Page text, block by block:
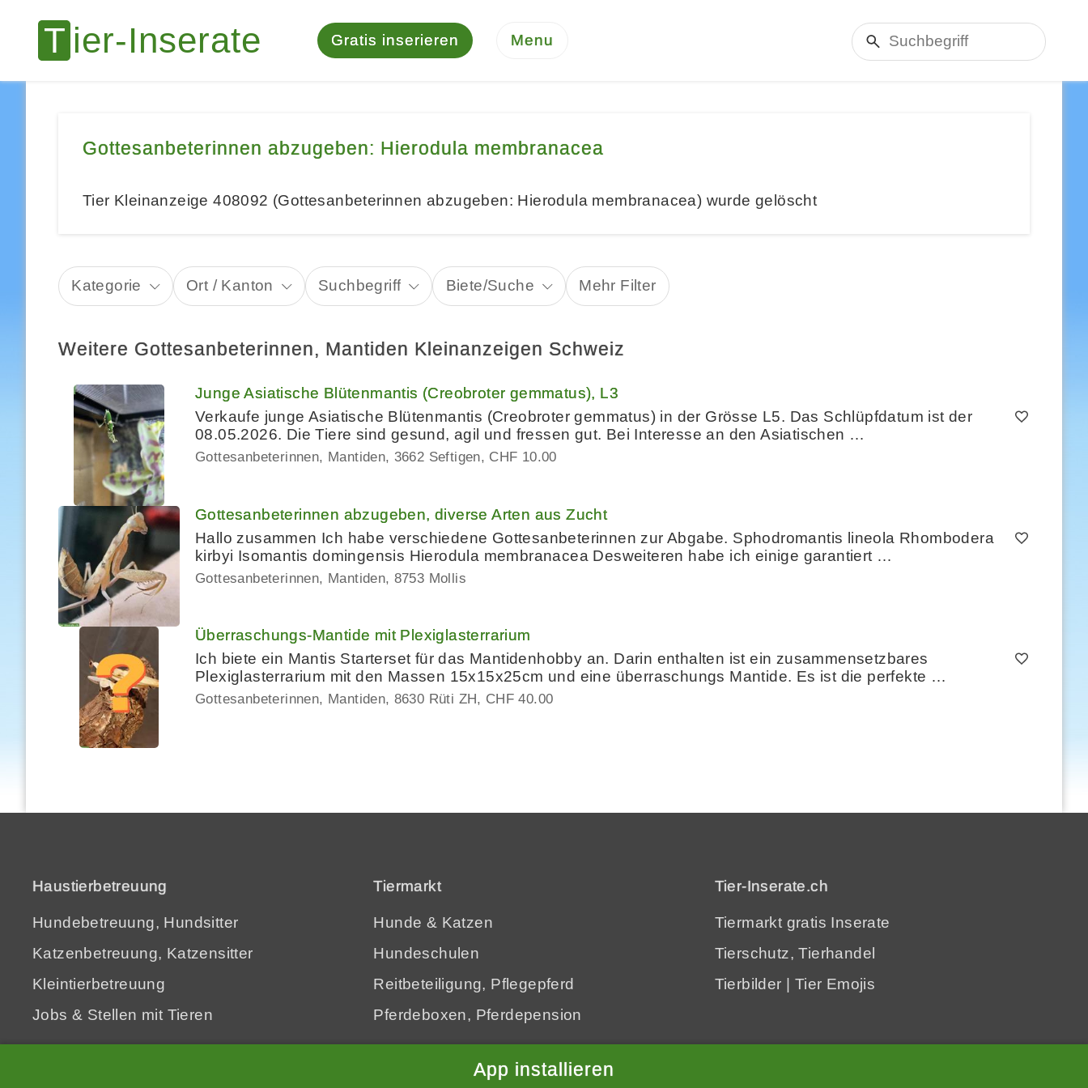
Datenschutzhinweis Schliessen
Gratis inserieren Menu
Gottesanbeterinnen abzugeben: Hierodula membranacea
Tier Kleinanzeige 408092 (Gottesanbeterinnen abzugeben: Hierodula membranacea) wurde gelöscht
Kategorie Ort / Kanton Suchbegriff Biete/Suche Mehr Filter
Weitere Gottesanbeterinnen, Mantiden Kleinanzeigen Schweiz
Junge Asiatische Blütenmantis (Creobroter gemmatus), L3
Verkaufe junge Asiatische Blütenmantis (Creobroter gemmatus) in der Grösse L5. Das Schlüpfdatum ist der
08.05.2026. Die Tiere sind gesund, agil und fressen gut. Bei Interesse an den Asiatischen …
Gottesanbeterinnen, Mantiden 3662 Seftigen CHF 10.00
Gottesanbeterinnen abzugeben, diverse Arten aus Zucht
Hallo zusammen Ich habe verschiedene Gottesanbeterinnen zur Abgabe. Sphodromantis lineola Rhombodera
kirbyi Isomantis domingensis Hierodula membranacea Desweiteren habe ich einige garantiert …
Gottesanbeterinnen, Mantiden 8753 Mollis
Überraschungs-Mantide mit Plexiglasterrarium
Ich biete ein Mantis Starterset für das Mantidenhobby an. Darin enthalten ist ein zusammensetzbares
Plexiglasterrarium mit den Massen 15x15x25cm und eine überraschungs Mantide. Es ist die perfekte …
Gottesanbeterinnen, Mantiden 8630 Rüti ZH CHF 40.00
Haustierbetreuung
Hundebetreuung, Hundsitter
Katzenbetreuung, Katzensitter
Kleintierbetreuung
Jobs & Stellen mit Tieren
Tiermarkt
Hunde & Katzen
Hundeschulen
Reitbeteiligung, Pflegepferd
Pferdeboxen, Pferdepension
Tier-Inserate.ch
Tiermarkt gratis Inserate
Tierschutz, Tierhandel
Tierbilder
Tier Emojis
App installieren